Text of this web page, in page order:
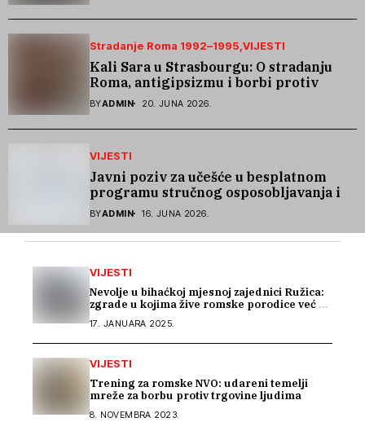
Stradanje Roma 1992–1995 VIJESTI
Kali Sara u Strasbourgu: O stradanju
Roma, antigipsizmu i borbi protiv
govora mržnje
BYADMIN 20. JUNA 2026.
VIJESTI
Javni poziv za učešće u besplatnom
programu stručnog osposobljavanja i
podrške pri zapošljavanju
BYADMIN 16. JUNA 2026.
VIJESTI
Nevolje u bihaćkoj mjesnoj zajednici Ružica:
zgrade u kojima žive romske porodice već 15
17. JANUARA 2025.
VIJESTI
Trening za romske NVO: udareni temelji
mreže za borbu protiv trgovine ljudima
8. NOVEMBRA 2023.